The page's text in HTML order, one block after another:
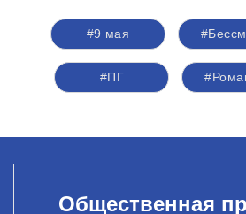
#9 мая
#ПГ
Общественная